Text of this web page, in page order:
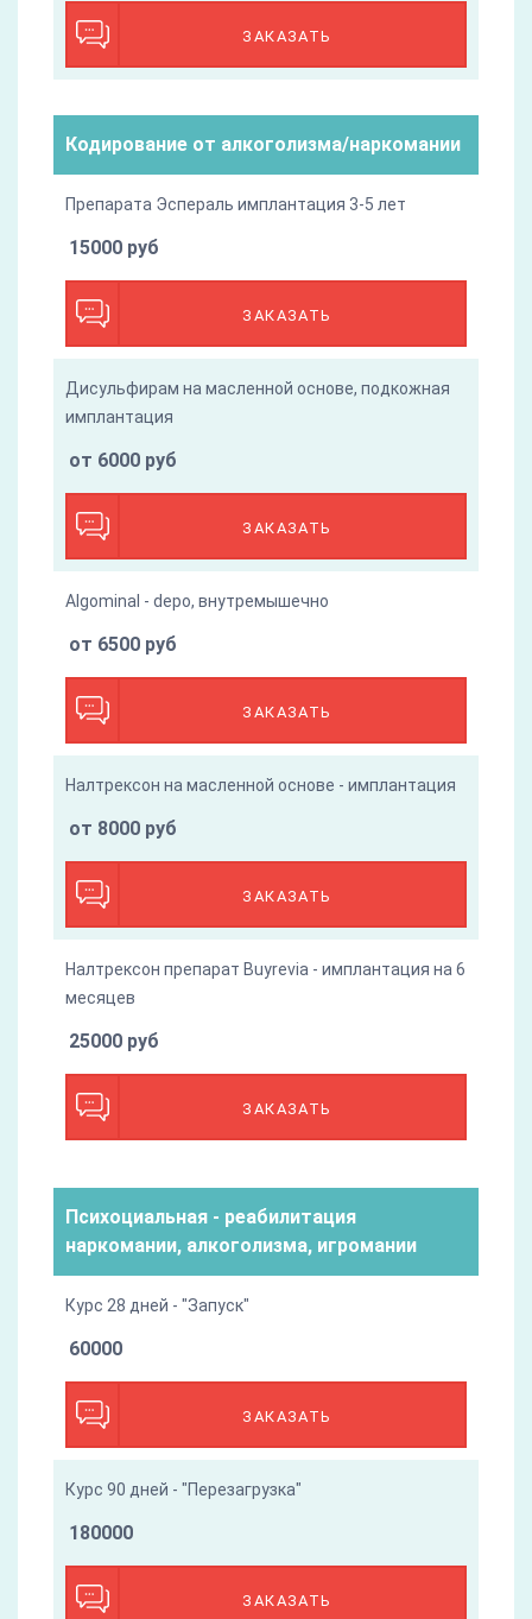
ЗАКАЗАТЬ
Кодирование от алкоголизма/наркомании
Препарата Эспераль имплантация 3-5 лет
ЗАКАЗАТЬ
15000 руб
Дисульфирам на масленной основе, подкожная
имплантация
ЗАКАЗАТЬ
от 6000 руб
Algominal - depo, внутремышечно
ЗАКАЗАТЬ
от 6500 руб
Налтрексон на масленной основе - имплантация
ЗАКАЗАТЬ
от 8000 руб
Налтрексон препарат Buyrevia - имплантация на 6
месяцев
ЗАКАЗАТЬ
25000 руб
Психоциальная - реабилитация
наркомании, алкоголизма, игромании
Курс 28 дней - "Запуск"
ЗАКАЗАТЬ
60000
Курс 90 дней - "Перезагрузка"
ЗАКАЗАТЬ
180000